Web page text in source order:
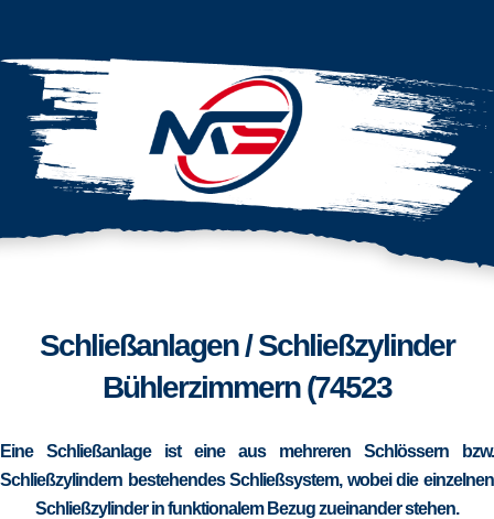
Schließanlagen / Schließzylinder
Bühlerzimmern (74523
Eine Schließanlage ist eine aus mehreren Schlössern bzw.
Schließzylindern bestehendes Schließsystem, wobei die einzelnen
Schließzylinder in funktionalem Bezug zueinander stehen.